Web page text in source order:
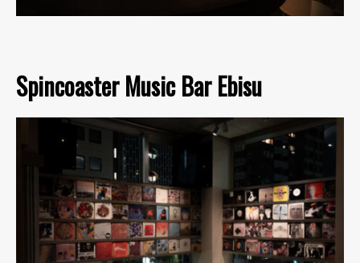
Spincoaster Music Bar Ebisu